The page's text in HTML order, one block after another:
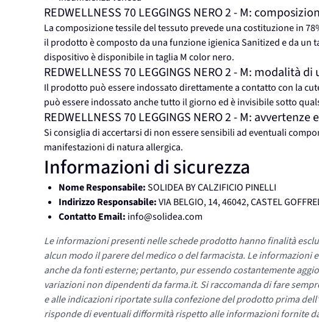
REDWELLNESS 70 LEGGINGS NERO 2 - M:
La composizione tessile del tessuto prevede una costituzione in
il prodotto è composto da una funzione igienica Sanitized e da un
dispositivo è disponibile in taglia M color nero.
REDWELLNESS 70 LEGGINGS NERO 2 - M: modalità
Il prodotto può essere indossato direttamente a contatto con la
può essere indossato anche tutto il giorno ed è invisibile sotto
REDWELLNESS 70 LEGGINGS NERO 2 - M:
Si consiglia di accertarsi di non essere sensibili ad eventuali
manifestazioni di natura allergica.
Informazioni di sicurezza
Nome Responsabile:SOLIDEA BY CALZIFICIO PINELLI
Indirizzo Responsabile:VIA BELGIO, 14, 46042, CASTEL
Contatto Email: info@solidea.com
Le informazioni presenti nelle schede prodotto hanno finalità
alcun modo il parere del medico o del farmacista. Le
anche da fonti esterne; pertanto, pur essendo costantemente
variazioni non dipendenti da farma.it. Si raccomanda di fare
e alle indicazioni riportate sulla confezione del prodotto prima
risponde di eventuali difformità rispetto alle informazioni fornite